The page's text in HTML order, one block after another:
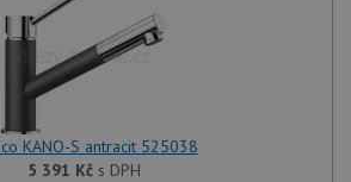
KANO-S antracit 525038
5 391 Kčs DPH